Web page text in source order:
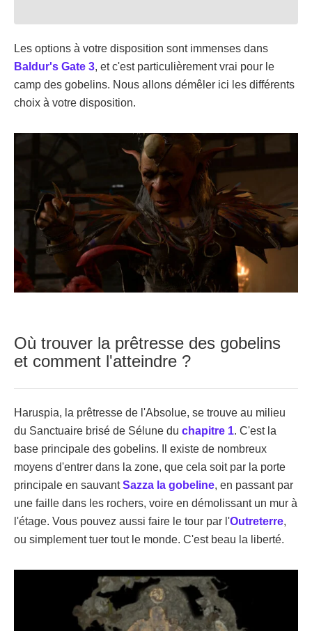
Les options à votre disposition sont immenses dans
Baldur's Gate 3, et c'est particulièrement vrai pour le
camp des gobelins. Nous allons démêler ici les différents
choix à votre disposition.
Où trouver la prêtresse des gobelins
et comment l'atteindre ?
Haruspia, la prêtresse de l'Absolue, se trouve au milieu
du Sanctuaire brisé de Sélune du chapitre 1. C'est la
base principale des gobelins. Il existe de nombreux
moyens d'entrer dans la zone, que cela soit par la porte
principale en sauvantSazza la gobeline, en passant par
une faille dans les rochers, voire en démolissant un mur à
l'étage. Vous pouvez aussi faire le tour par l'Outreterre,
ou simplement tuer tout le monde. C'est beau la liberté.